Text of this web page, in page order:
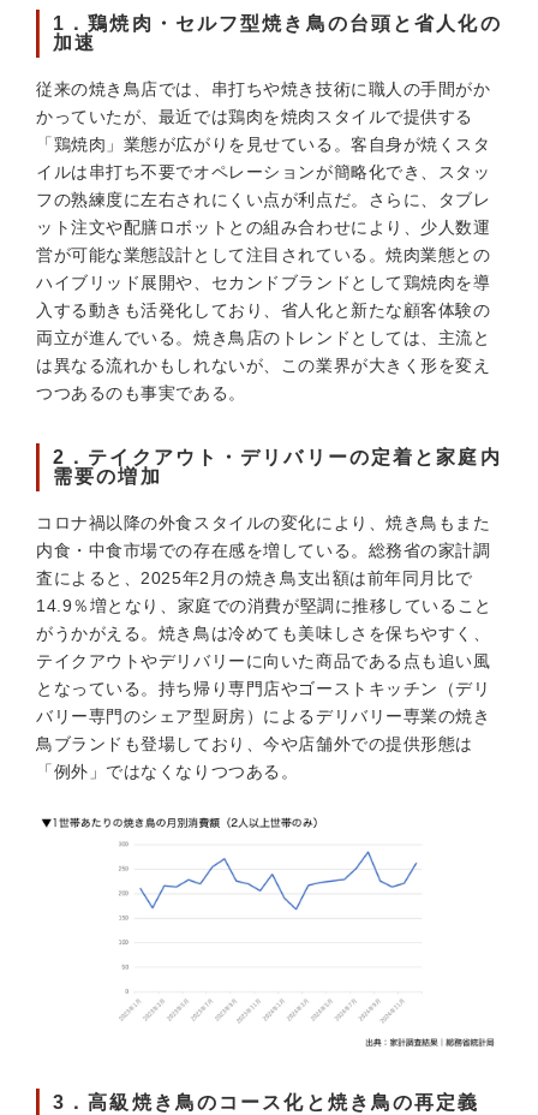
1．鶏焼肉・セルフ型焼き鳥の台頭と省人化の
加速
従来の焼き鳥店では、串打ちや焼き技術に職人の手間がか
かっていたが、最近では鶏肉を焼肉スタイルで提供する
「鶏焼肉」業態が広がりを見せている。客自身が焼くスタ
イルは串打ち不要でオペレーションが簡略化でき、スタッ
フの熟練度に左右されにくい点が利点だ。さらに、タブレ
ット注文や配膳ロボットとの組み合わせにより、少人数運
営が可能な業態設計として注目されている。焼肉業態との
ハイブリッド展開や、セカンドブランドとして鶏焼肉を導
入する動きも活発化しており、省人化と新たな顧客体験の
両立が進んでいる。焼き鳥店のトレンドとしては、主流と
は異なる流れかもしれないが、この業界が大きく形を変え
つつあるのも事実である。
2．テイクアウト・デリバリーの定着と家庭内
需要の増加
コロナ禍以降の外食スタイルの変化により、焼き鳥もまた
内食・中食市場での存在感を増している。総務省の家計調
査によると、2025年2月の焼き鳥支出額は前年同月比で
14.9％増となり、家庭での消費が堅調に推移していること
がうかがえる。焼き鳥は冷めても美味しさを保ちやすく、
テイクアウトやデリバリーに向いた商品である点も追い風
となっている。持ち帰り専門店やゴーストキッチン（デリ
バリー専門のシェア型厨房）によるデリバリー専業の焼き
鳥ブランドも登場しており、今や店舗外での提供形態は
「例外」ではなくなりつつある。
3．高級焼き鳥のコース化と焼き鳥の再定義